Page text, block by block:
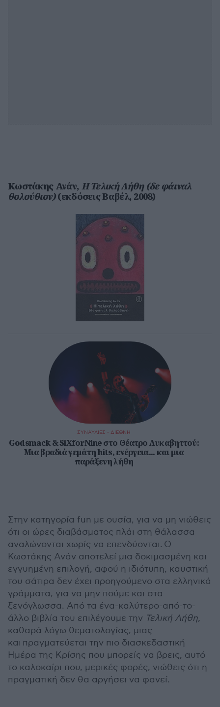
Κωστάκης Ανάν, Η Τελική Λήθη (δε φάιναλ
θολούθιον)(εκδόσεις Βαβέλ, 2008)
ΣΥΝΑΥΛΙΕΣ - ΔΙΕΘΝΗ
Godsmack & SiXforNine στο Θέατρο Λυκαβηττού:
Μια βραδιά γεμάτη hits, ενέργεια... και μια
παράξενη λήθη
Στην κατηγορία fun με ουσία, για να μη νιώθεις
ότι οι ώρες διαβάσματος πλάι στη θάλασσα
αναλώνονται χωρίς να επενδύονται. Ο
Κωστάκης Ανάν αποτελεί μια δοκιμασμένη και
εγγυημένη επιλογή, αφού η ιδιότυπη, καυστική
του σάτιρα δεν έχει προηγούμενο στα ελληνικά
γράμματα, για να μην πούμε και στα
ξενόγλωσσα. Από τα ένα-καλύτερο-από-το-
άλλο βιβλία του επιλέγουμε την Τελική Λήθη,
καθαρά λόγω θεματολογίας, μιας
και πραγματεύεται την πιο διασκεδαστική
Ημέρα της Κρίσης που μπορείς να βρεις, αυτό
το καλοκαίρι που, μερικές φορές, νιώθεις ότι η
πραγματική δεν θα αργήσει να φανεί.